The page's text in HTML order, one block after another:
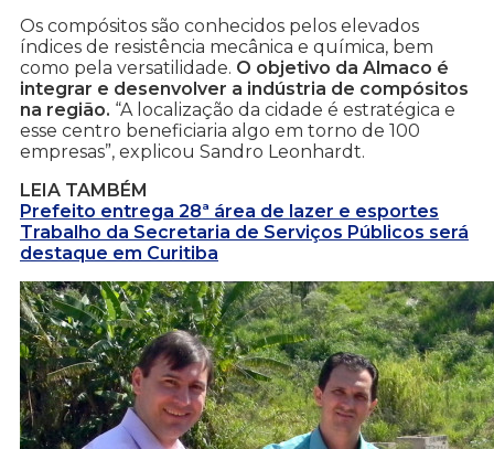
Os compósitos são conhecidos pelos elevados
índices de resistência mecânica e química, bem
como pela versatilidade. O objetivo da Almaco é
integrar e desenvolver a indústria de compósitos
na região. “A localização da cidade é estratégica e
esse centro beneficiaria algo em torno de 100
empresas”, explicou Sandro Leonhardt.
LEIA TAMBÉM
Prefeito entrega 28ª área de lazer e esportes
Trabalho da Secretaria de Serviços Públicos será
destaque em Curitiba